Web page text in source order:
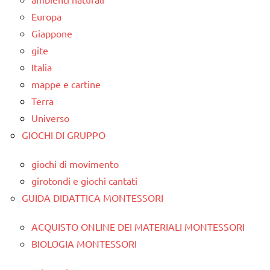
Europa
Giappone
gite
Italia
mappe e cartine
Terra
Universo
GIOCHI DI GRUPPO
giochi di movimento
girotondi e giochi cantati
GUIDA DIDATTICA MONTESSORI
ACQUISTO ONLINE DEI MATERIALI MONTESSORI
BIOLOGIA MONTESSORI